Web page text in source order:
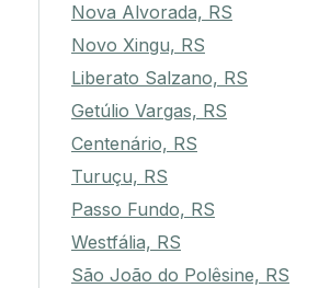
Nova Alvorada, RS
Novo Xingu, RS
Liberato Salzano, RS
Getúlio Vargas, RS
Centenário, RS
Turuçu, RS
Passo Fundo, RS
Westfália, RS
São João do Polêsine, RS